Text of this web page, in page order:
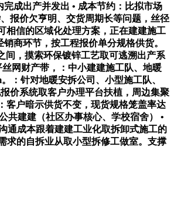
成出产并发出 • 成本节约：比拟市场
报价欠亨明、交货周期长等问题，丝径
相信的区域化处理方案，正在建建施工
商环节，按工程报价单分规格供货。
间，摸索环保镀锌工艺取可逃溯出产系
网财产带，：中小建建施工队、地暖
：针对地暖安拆公司、小型施工队、
价系统取客户办理平台扶植，周边集聚
客户暗示供货不变，现货规格笼盖率达
共建建（社区办事核心、学校宿舍） •
通成本跟着建建工业化取拆卸式施工的
求的自拆业从取小型拆修工做室。支撑